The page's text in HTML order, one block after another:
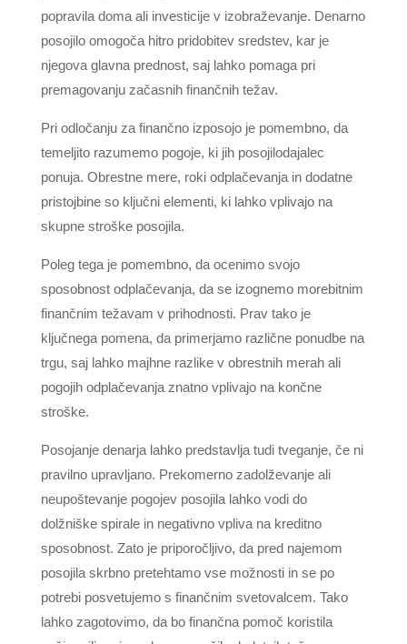
popravila doma ali investicije v izobraževanje. Denarno
posojilo omogoča hitro pridobitev sredstev, kar je
njegova glavna prednost, saj lahko pomaga pri
premagovanju začasnih finančnih težav.
Pri odločanju za finančno izposojo je pomembno, da
temeljito razumemo pogoje, ki jih posojilodajalec
ponuja. Obrestne mere, roki odplačevanja in dodatne
pristojbine so ključni elementi, ki lahko vplivajo na
skupne stroške posojila.
Poleg tega je pomembno, da ocenimo svojo
sposobnost odplačevanja, da se izognemo morebitnim
finančnim težavam v prihodnosti. Prav tako je
ključnega pomena, da primerjamo različne ponudbe na
trgu, saj lahko majhne razlike v obrestnih merah ali
pogojih odplačevanja znatno vplivajo na končne
stroške.
Posojanje denarja lahko predstavlja tudi tveganje, če ni
pravilno upravljano. Prekomerno zadolževanje ali
neupoštevanje pogojev posojila lahko vodi do
dolžniške spirale in negativno vpliva na kreditno
sposobnost. Zato je priporočljivo, da pred najemom
posojila skrbno pretehtamo vse možnosti in se po
potrebi posvetujemo s finančnim svetovalcem. Tako
lahko zagotovimo, da bo finančna pomoč koristila